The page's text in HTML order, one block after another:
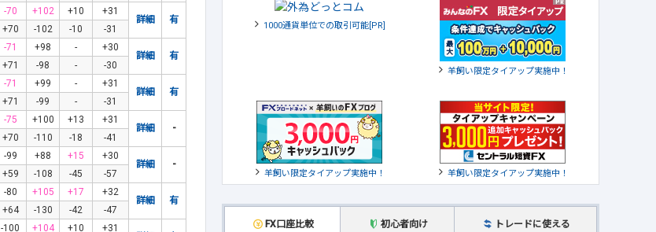
-70 +102 +10 +31
詳細
有
+70 -102 -10 -31
-71 +98 - +30
詳細
有
+71 -98 - -30
-71 +99 - +31
詳細
有
+71 -99 - -31
-75 +100 +13 +31
詳細
-
+70 -110 -18 -41
-99 +88 +15 +30
詳細
-
+59 -108 -45 -57
-80 +105 +17 +32
詳細
有
+64 -130 -42 -47
-100 +104 +10 +31
1000通貨単位での取引可能[PR]
羊飼い限定タイアップ実施中！
羊飼い限定タイアップ実施中！ 羊飼い限定タイアップ実施中！
FX口座比較 初心者向け トレードに使える